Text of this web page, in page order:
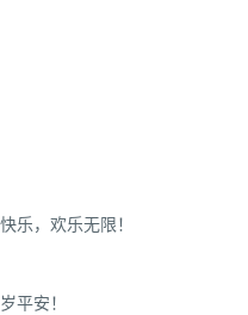
乐，欢乐无限！
平安！